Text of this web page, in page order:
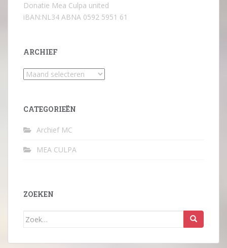
Donatie Mea Culpa united
iBAN:NL34 ABNA 0592 5951 61
ARCHIEF
Archief
CATEGORIEËN
Archief MC
MEA CULPA
ZOEKEN
Zoek